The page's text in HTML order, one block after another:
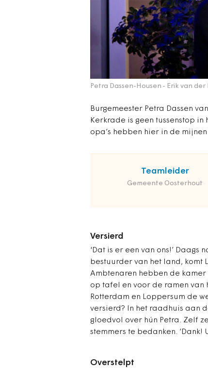
Petra Dassen-Housen - Erik van der
Burgemeester Petra Dassen
Kerkrade is geen tussenstop
opa’s hebben hier in de mijnen
Teamleider
Gemeente Oosterhout
Versierd
' Dat is er een van ons!’ Daags
bestuurder van het land, komt
Ambtenaren hebben de kamer
op tafel en voor de ramen van
Rotterdam en Loppersum de
versierd? In het raadhuis aan
gloedvol over hún Petra. Zelf
stemmers te bedanken. ‘Dank!
Overstelpt